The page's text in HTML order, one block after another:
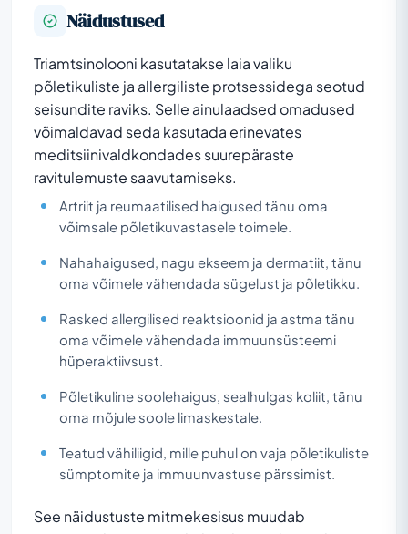
Näidustused
Triamtsinolooni kasutatakse laia valiku
põletikuliste ja allergiliste protsessidega seotud
seisundite raviks. Selle ainulaadsed omadused
võimaldavad seda kasutada erinevates
meditsiinivaldkondades suurepäraste
ravitulemuste saavutamiseks.
Artriit ja reumaatilised haigused tänu oma
võimsale põletikuvastasele toimele.
Nahahaigused, nagu ekseem ja dermatiit, tänu
oma võimele vähendada sügelust ja põletikku.
Rasked allergilised reaktsioonid ja astma tänu
oma võimele vähendada immuunsüsteemi
hüperaktiivsust.
Põletikuline soolehaigus, sealhulgas koliit, tänu
oma mõjule soole limaskestale.
Teatud vähiliigid, mille puhul on vaja põletikuliste
sümptomite ja immuunvastuse pärssimist.
See näidustuste mitmekesisus muudab